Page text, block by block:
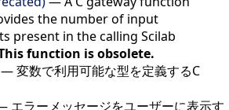
the number of input
present in the calling Scilab
function is obsolete.
—変数で利用可能な型を定義するC
エラーメッセージをユーザーに表示す